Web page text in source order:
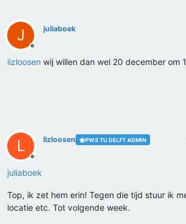
J
Offline
juliaboek
lizloosen wij willen dan wel 20 december om
L
Offline
lizloosen PWS TU DELFT ADMIN
juliaboek
Top, ik zet hem erin! Tegen die tijd stuur ik
locatie etc. Tot volgende week.